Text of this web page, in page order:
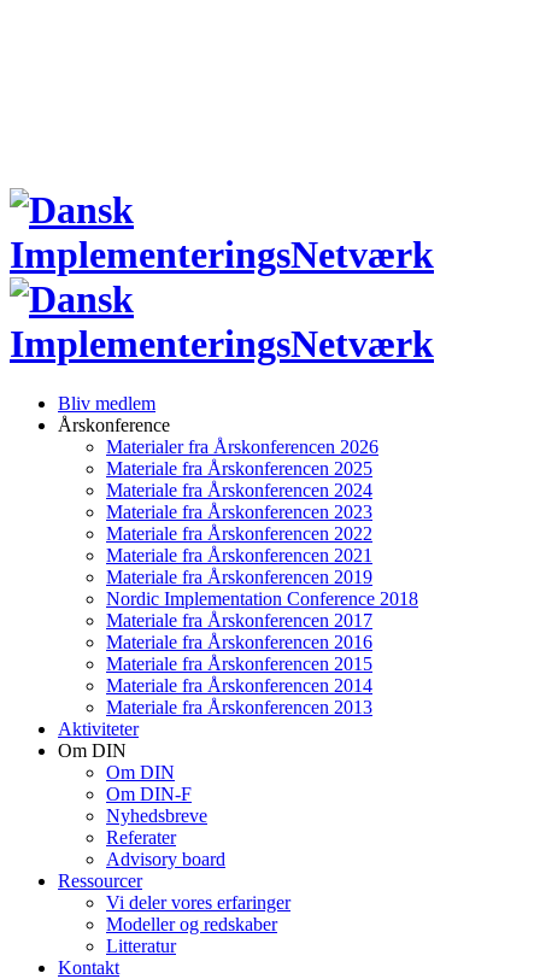
Bliv medlem
Årskonference
Materialer fra Årskonferencen 2026
Materiale fra Årskonferencen 2025
Materiale fra Årskonferencen 2024
Materiale fra Årskonferencen 2023
Materiale fra Årskonferencen 2022
Materiale fra Årskonferencen 2021
Materiale fra Årskonferencen 2019
Nordic Implementation Conference 2018
Materiale fra Årskonferencen 2017
Materiale fra Årskonferencen 2016
Materiale fra Årskonferencen 2015
Materiale fra Årskonferencen 2014
Materiale fra Årskonferencen 2013
Aktiviteter
Om DIN
Om DIN
Om DIN-F
Nyhedsbreve
Referater
Advisory board
Ressourcer
Vi deler vores erfaringer
Modeller og redskaber
Litteratur
Kontakt